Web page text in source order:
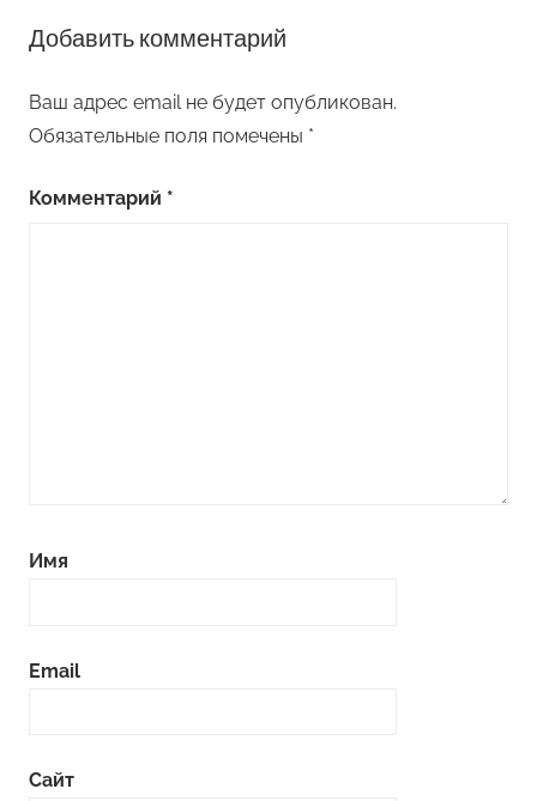
Добавить комментарий
Ваш адрес email не будет опубликован.
Обязательные поля помечены *
Комментарий *
Имя
Email
Сайт